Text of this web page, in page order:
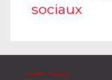
sociaux